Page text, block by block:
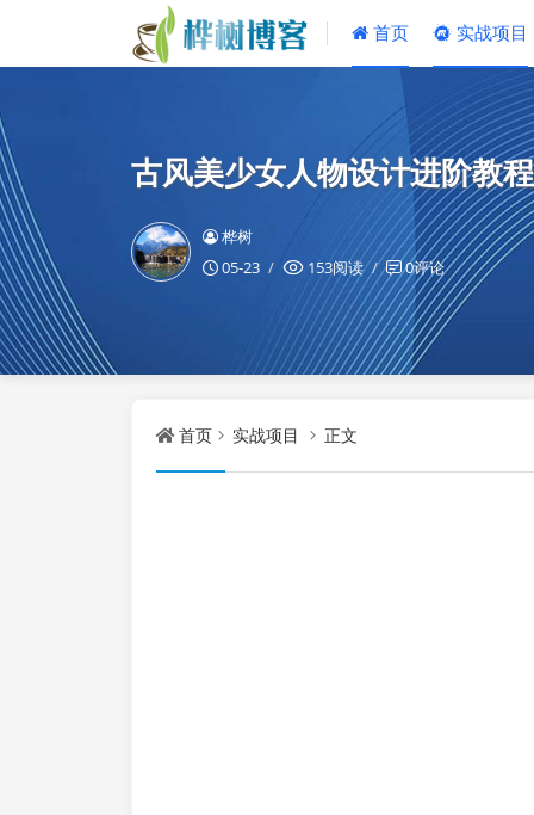
首页 实战项目
古风美少女人物设计进阶教
桦树
05-23
153阅读 0评论
首页 实战项目 正文